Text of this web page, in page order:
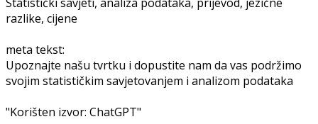
razlike, cijene
meta tekst:
Upoznajte našu tvrtku i dopustite nam da vas podržimo
svojim statističkim savjetovanjem i analizom podataka
"Korišten izvor: ChatGPT"